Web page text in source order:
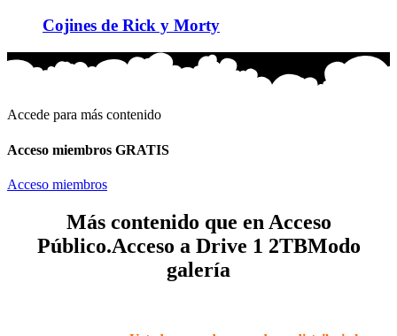
Cojines de Rick y Morty
Accede para más contenido
Acceso miembros GRATIS
Acceso miembros
Más contenido que en Acceso
Público.Acceso a Drive 1 2TBModo
galería